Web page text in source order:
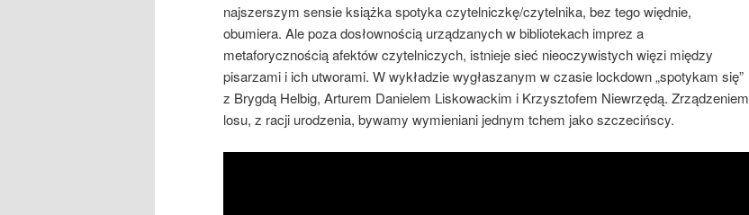
najszerszym sensie książka spotyka czytelniczkę/czytelnika, bez tego więdnie,
obumiera. Ale poza dosłownością urządzanych w bibliotekach imprez a
metaforycznością afektów czytelniczych, istnieje sieć nieoczywistych więzi między
pisarzami i ich utworami. W wykładzie wygłaszanym w czasie lockdown „spotykam się”
z Brygdą Helbig, Arturem Danielem Liskowackim i Krzysztofem Niewrzędą. Zrządzeniem
losu, z racji urodzenia, bywamy wymieniani jednym tchem jako szczecińscy.